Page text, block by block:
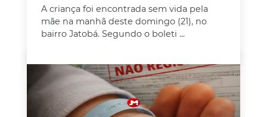
A criança foi encontrada sem vida pela
mãe na manhã deste domingo (21), no
bairro Jatobá. Segundo o boleti ...